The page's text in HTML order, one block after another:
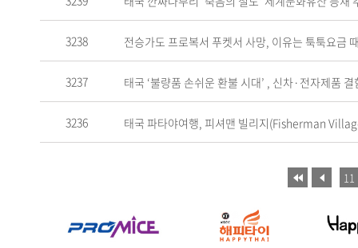
3238 전승가도 프로복서 푸켓서 사망, 이유는 툭툭요금
3237
3236 태국 파타야여행, 피셔맨 빌리지(Fisherman
11